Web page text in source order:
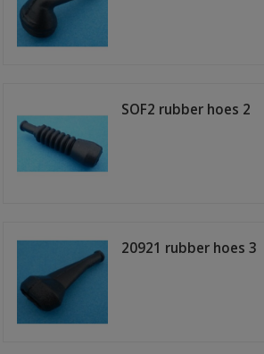
SOF2 rubber hoes 2
20921 rubber hoes 3